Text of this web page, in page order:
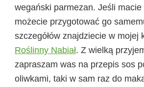
wegański parmezan. Jeśli
możecie przygotować go
szczegółów znajdziecie w mojej
Roślinny Nabiał. Z wielką
zapraszam was na przepis sos
oliwkami, taki w sam raz do